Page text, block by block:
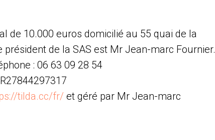
de 10.000 euros domicilié au 55 quai de la
de la SAS est Mr Jean-marc Fournier.
: 06 63 09 28 54
tilda.cc/fr/ et géré par Mr Jean-marc